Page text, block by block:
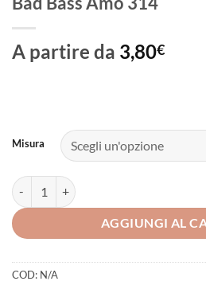
A partire da 3,80€
Misura
Bad Bass Amo 314 quantità
AGGIUNGI AL
COD: N/A